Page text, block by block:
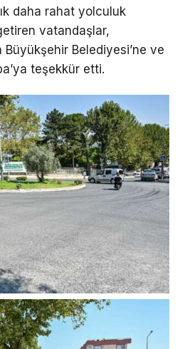
daha rahat yolculuk
vatandaşlar,
Büyükşehir Belediyesi’ne ve
teşekkür etti.